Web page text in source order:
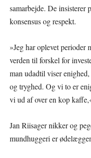
samarbejde. De insisterer
konsensus og respekt.
»Jeg har oplevet perioder
verden til forskel for
man udadtil viser
og tryghed. Og vi to er
vi ud af over en kop
Jan Riisager nikker og
mundhuggeri er